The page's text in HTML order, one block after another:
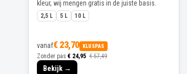
kleur, wij mengen gratis in de juiste basis.
2,5 L 5 L 10 L
vanaf€ 23,70 KLUSPAS
Zonder pas € 24,95 € 57,49
Bekijk →